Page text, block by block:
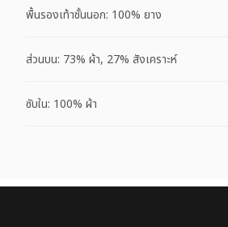
พื้นรองเท้าชั้นนอก: 100% ยาง
ส่วนบน: 73% ผ้า, 27% สังเคราะห์
ซับใน: 100% ผ้า